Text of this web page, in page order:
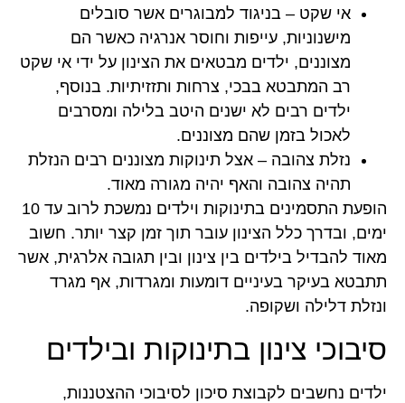
אי שקט – בניגוד למבוגרים אשר סובלים
מישנוניות, עייפות וחוסר אנרגיה כאשר הם
מצוננים, ילדים מבטאים את הצינון על ידי אי שקט
רב המתבטא בבכי, צרחות ותזזיתיות. בנוסף,
ילדים רבים לא ישנים היטב בלילה ומסרבים
לאכול בזמן שהם מצוננים.
נזלת צהובה – אצל תינוקות מצוננים רבים הנזלת
תהיה צהובה והאף יהיה מגורה מאוד.
הופעת התסמינים בתינוקות וילדים נמשכת לרוב עד 10
ימים, ובדרך כלל הצינון עובר תוך זמן קצר יותר. חשוב
מאוד להבדיל בילדים בין צינון ובין תגובה אלרגית, אשר
תתבטא בעיקר בעיניים דומעות ומגרדות, אף מגרד
ונזלת דלילה ושקופה.
סיבוכי צינון בתינוקות ובילדים
ילדים נחשבים לקבוצת סיכון לסיבוכי ההצטננות,